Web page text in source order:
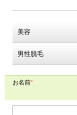
美容
男性脱毛
お名前*